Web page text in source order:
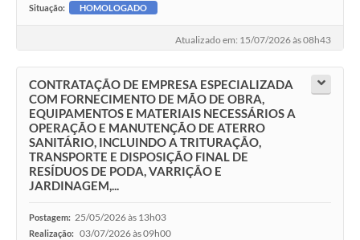
Situação: HOMOLOGADO
Atualizado em: 15/07/2026 às 08h43
CONTRATAÇÃO DE EMPRESA ESPECIALIZADA
COM FORNECIMENTO DE MÃO DE OBRA,
EQUIPAMENTOS E MATERIAIS NECESSÁRIOS A
OPERAÇÃO E MANUTENÇÃO DE ATERRO
SANITÁRIO, INCLUINDO A TRITURAÇÃO,
TRANSPORTE E DISPOSIÇÃO FINAL DE
RESÍDUOS DE PODA, VARRIÇÃO E
JARDINAGEM,...
Postagem: 25/05/2026 às 13h03
Realização: 03/07/2026 às 09h00